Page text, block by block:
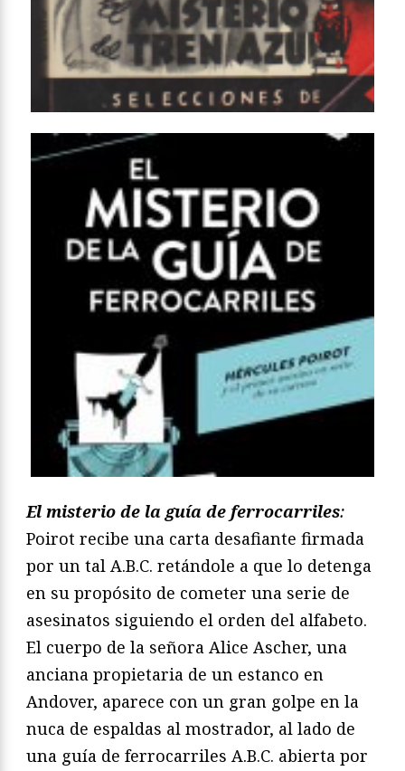
El misterio de la guía de ferrocarriles:
Poirot recibe una carta desafiante firmada
por un tal A.B.C. retándole a que lo detenga
en su propósito de cometer una serie de
asesinatos siguiendo el orden del alfabeto.
El cuerpo de la señora Alice Ascher, una
anciana propietaria de un estanco en
Andover, aparece con un gran golpe en la
nuca de espaldas al mostrador, al lado de
una guía de ferrocarriles A.B.C. abierta por